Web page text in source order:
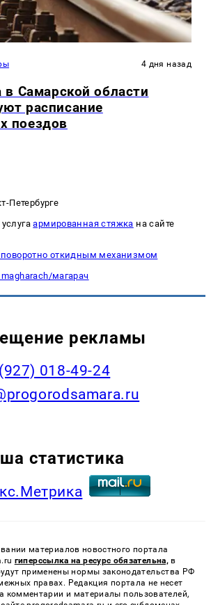
4 дня назад
в Самарской области
расписание
поездов
Петербурге
армированная стяжка на сайте
откидным механизмом
магарач
рекламы
018-49-24
статистика
материалов новостного портала
гиперссылка на ресурс обязательна, в
применены нормы законодательства РФ
правах. Редакция портала не несет
комментарии и материалы пользователей,